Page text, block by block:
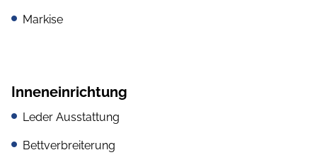
Markise
Inneneinrichtung
Leder Ausstattung
Bettverbreiterung